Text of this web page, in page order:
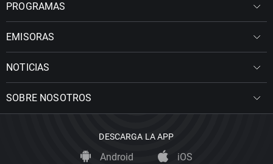
PROGRAMAS
EMISORAS
NOTICIAS
SOBRE NOSOTROS
DESCARGA LA APP
Android iOS